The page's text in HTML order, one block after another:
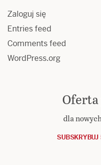
Zaloguj się
Entries feed
Comments feed
WordPress.org
dla